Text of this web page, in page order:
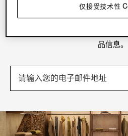
新闻资
品信息。
仅接受技术性